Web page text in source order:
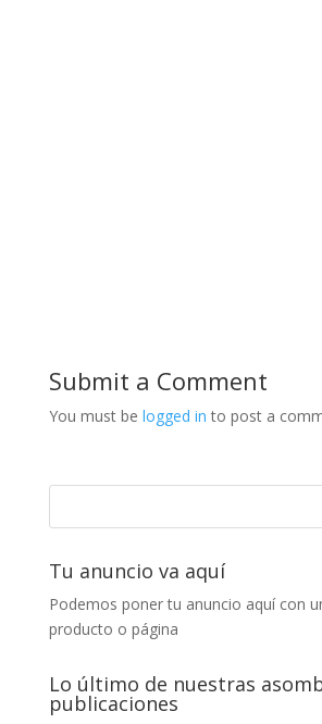
Submit a Comment
You must be logged in to post a
Tu anuncio va aquí
Podemos poner tu anuncio aquí con
producto o página
Lo último de nuestras
publicaciones